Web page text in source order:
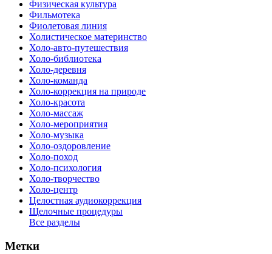
Физическая культура
Фильмотека
Фиолетовая линия
Холистическое материнство
Холо-авто-путешествия
Холо-библиотека
Холо-деревня
Холо-команда
Холо-коррекция на природе
Холо-красота
Холо-массаж
Холо-мероприятия
Холо-музыка
Холо-оздоровление
Холо-поход
Холо-психология
Холо-творчество
Холо-центр
Целостная аудиокоррекция
Щелочные процедуры
Все разделы
Метки